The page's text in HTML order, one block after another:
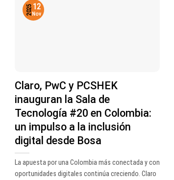
Claro, PwC y PCSHEK
inauguran la Sala de
Tecnología #20 en Colombia:
un impulso a la inclusión
digital desde Bosa
La apuesta por una Colombia más conectada y con
oportunidades digitales continúa creciendo. Claro
12
Nov
2025